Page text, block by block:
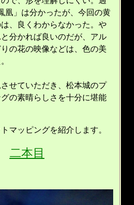
凰」は分かったが、今回の黄
、良くわからなかった。や
分かれば良いのだが、アル
の花の映像などは、色の美
せていただき、松本城のプ
の素晴らしさを十分に堪能
マッピングを紹介します。
二本目